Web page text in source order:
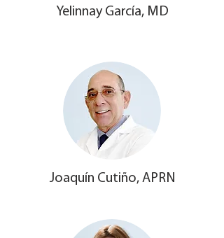
Yelinnay García, MD
Joaquín Cutiño, APRN